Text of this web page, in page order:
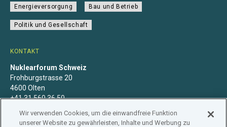
KONTAKT
Nuklearforum Schweiz
Frohburgstrasse 20
4600 Olten
+41 31 560 36 50
Energieversorgung Bau und Betrieb
Politik und Gesellschaft
Wir verwenden Cookies, um die einwandfreie Funktion
unserer Website zu gewährleisten, Inhalte und Werbung zu